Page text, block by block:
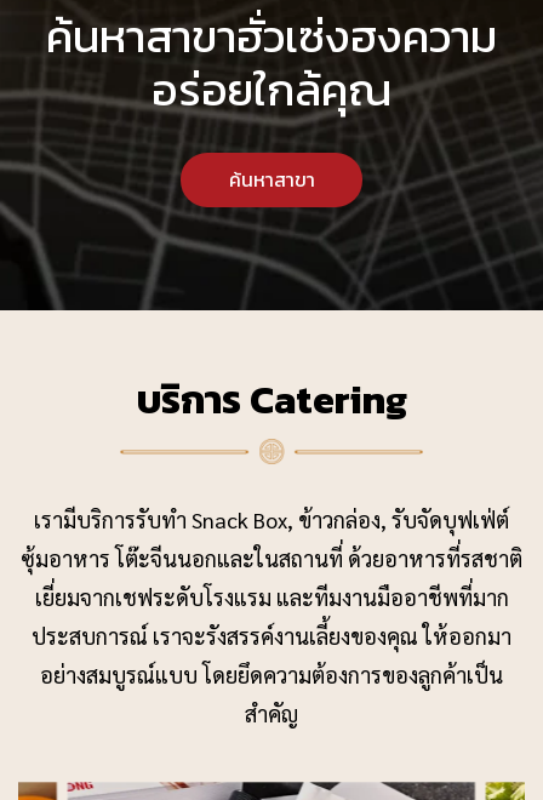
ค้นหาสาขาฮั่วเซ่งฮงความ
อร่อยใกล้คุณ
ค้นหาสาขา
บริการ Catering
เรามีบริการรับทำ Snack Box, ข้าวกล่อง, รับจัดบุฟเฟ่ต์
ซุ้มอาหาร โต๊ะจีนนอกและในสถานที่ ด้วยอาหารที่รสชาติ
เยี่ยมจากเชฟระดับโรงแรม และทีมงานมืออาชีพที่มาก
ประสบการณ์ เราจะรังสรรค์งานเลี้ยงของคุณ ให้ออกมา
อย่างสมบูรณ์แบบ โดยยึดความต้องการของลูกค้าเป็น
สำคัญ